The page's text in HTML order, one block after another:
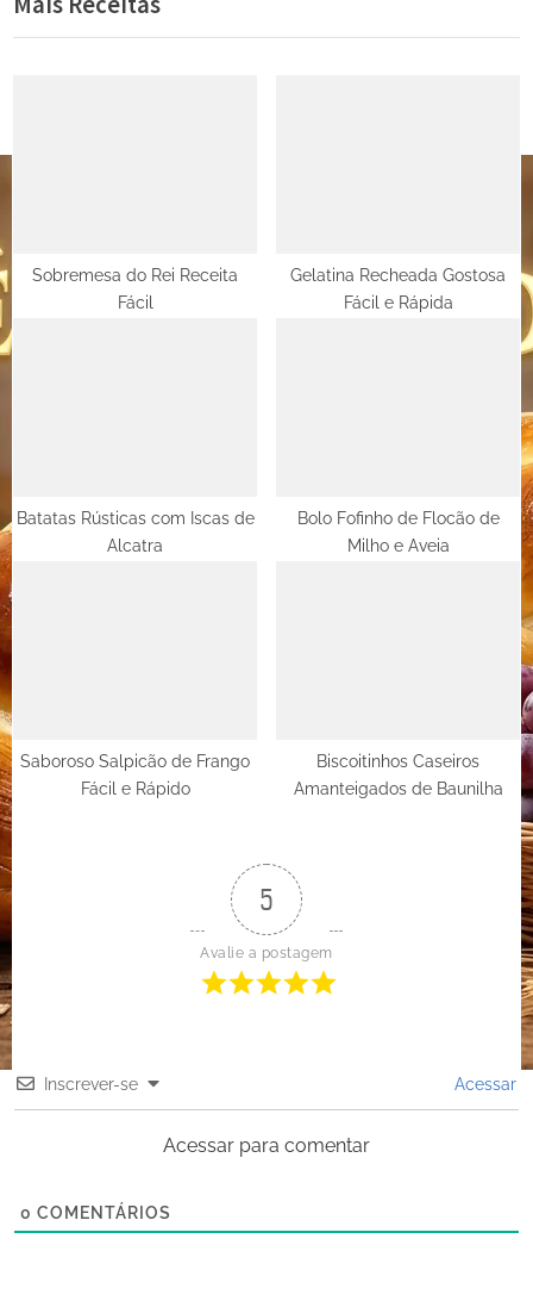
Post
v
i
t
t
Sobremesa do Rei Receita
Fácil
Gelatina Recheada Gostosa
Fácil e Rápida
Batatas Rústicas com Iscas de
Alcatra
Bolo Fofinho de Flocão de
Milho e Aveia
Saboroso Salpicão de Frango
Fácil e Rápido
Biscoitinhos Caseiros
Amanteigados de Baunilha
5
Avalie a postagem
Inscrever-se Acessar
Acessar para comentar
0 COMENTÁRIOS